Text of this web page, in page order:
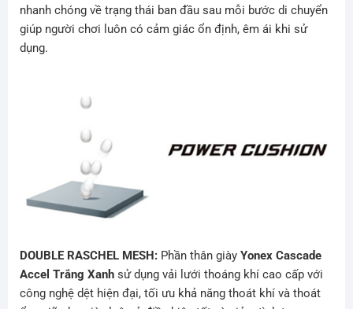
nhanh chóng về trạng thái ban đầu sau mỗi bước di chuyển
giúp người chơi luôn có cảm giác ổn định, êm ái khi sử
dụng.
DOUBLE RASCHEL MESH:Phần thân giày Yonex Cascade
Accel Trắng Xanhsử dụng vải lưới thoáng khí cao cấp với
công nghệ dệt hiện đại, tối ưu khả năng thoát khí và thoát